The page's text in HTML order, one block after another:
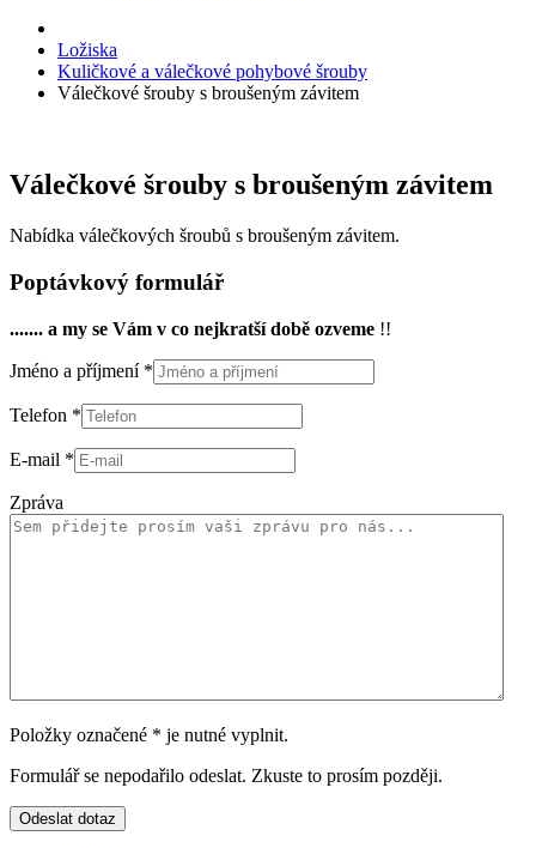
Ložiska
Kuličkové a válečkové pohybové šrouby
Válečkové šrouby s broušeným závitem
Válečkové šrouby s broušeným závitem
Nabídka válečkových šroubů s broušeným závitem.
Poptávkový formulář
....... a my se Vám v co nejkratší době ozveme !!
Jméno a příjmení *
Telefon *
E-mail *
Zpráva
Položky označené * je nutné vyplnit.
Formulář se nepodařilo odeslat. Zkuste to prosím později.
Odeslat dotaz